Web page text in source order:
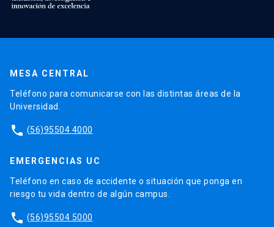
MESA CENTRAL
Teléfono para comunicarse con las distintas áreas de la
Universidad.
phone (56)95504 4000
EMERGENCIAS UC
Teléfono en caso de accidente o situación que ponga en
riesgo tu vida dentro de algún campus.
phone (56)95504 5000